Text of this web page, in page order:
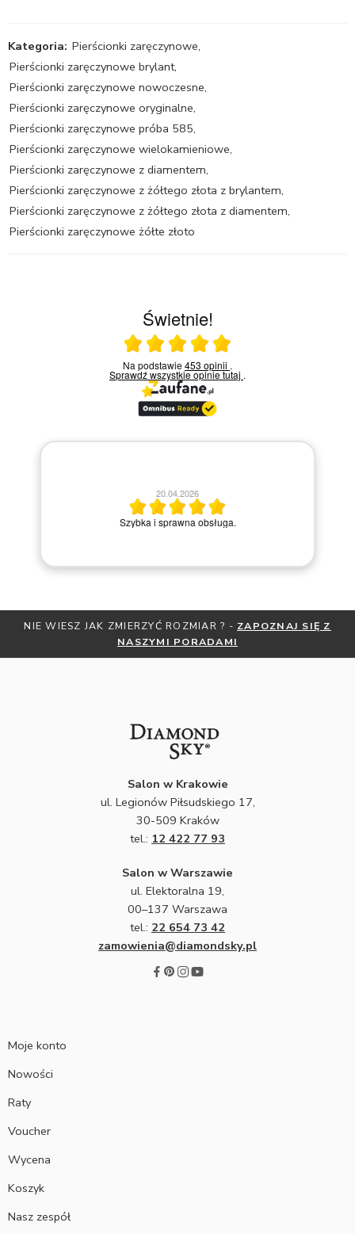
Kategoria: Pierścionki zaręczynowe,
Pierścionki zaręczynowe brylant,
Pierścionki zaręczynowe nowoczesne,
Pierścionki zaręczynowe oryginalne,
Pierścionki zaręczynowe próba 585,
Pierścionki zaręczynowe wielokamieniowe,
Pierścionki zaręczynowe z diamentem,
Pierścionki zaręczynowe z żółtego złota z brylantem,
Pierścionki zaręczynowe z żółtego złota z diamentem,
Pierścionki zaręczynowe żółte złoto
Świetnie!
Ocena średnia 5 na 5
Na podstawie453 opinii .
Sprawdź wszystkie opinietutaj .
20.04.2026
Szybka i sprawna obsługa.
NIE WIESZ JAK ZMIERZYĆ ROZMIAR ? - ZAPOZNAJ SIĘ Z
NASZYMI PORADAMI
Salon w Krakowie
ul. Legionów Piłsudskiego 17,
30-509 Kraków
tel.: 12 422 77 93
Salon w Warszawie
ul. Elektoralna 19,
00–137 Warszawa
tel.: 22 654 73 42
zamowienia@diamondsky.pl
Moje konto
Nowości
Raty
Voucher
Wycena
Koszyk
Nasz zespół